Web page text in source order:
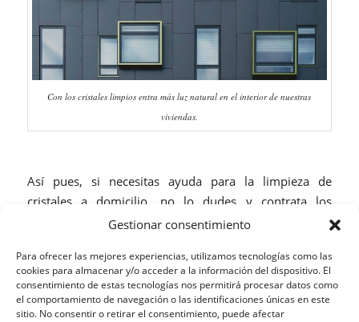
Gestionar consentimiento
Para ofrecer las mejores experiencias, utilizamos tecnologías como las
cookies para almacenar y/o acceder a la información del dispositivo. El
consentimiento de estas tecnologías nos permitirá procesar datos como
el comportamiento de navegación o las identificaciones únicas en este
sitio. No consentir o retirar el consentimiento, puede afectar
Con los cristales limpios entra más luz natural en el interior de nuestras
viviendas.
Así pues, si necesitas ayuda para la limpieza de
cristales a domicilio, no lo dudes y contrata los
servicios de El Manitas Ideal. Además, recuerda que si
beneficias de un 10% de descuento en el importe
total de tu servicio. Lo que supone otra ventaja
añadida a las anteriormente destacadas.